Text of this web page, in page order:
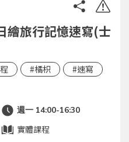
繪旅行記憶速寫(士
#橘枳
#速寫
週一 14:00-16:30
實體課程